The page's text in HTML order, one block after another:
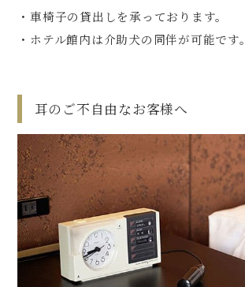
・車椅子の貸出しを承っております。
・ホテル館内は介助犬の同伴が可能です。
耳のご不自由なお客様へ